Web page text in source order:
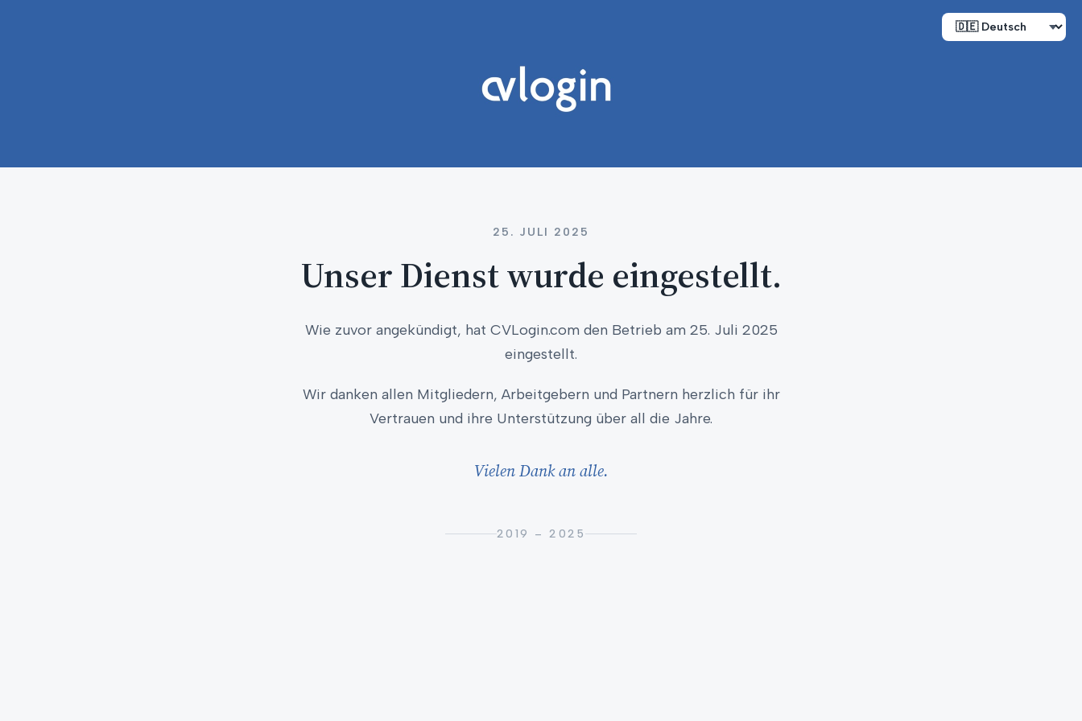
25. JULI 2025
Unser Dienst wurde eingestellt.
Wie zuvor angekündigt, hat CVLogin.com den Betrieb am 25. Juli 2025
eingestellt.
Wir danken allen Mitgliedern, Arbeitgebern und Partnern herzlich für ihr
Vertrauen und ihre Unterstützung über all die Jahre.
Vielen Dank an alle.
2019 – 2025